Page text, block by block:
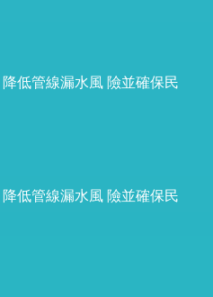
低管線漏水風 險並確保民
低管線漏水風 險並確保民